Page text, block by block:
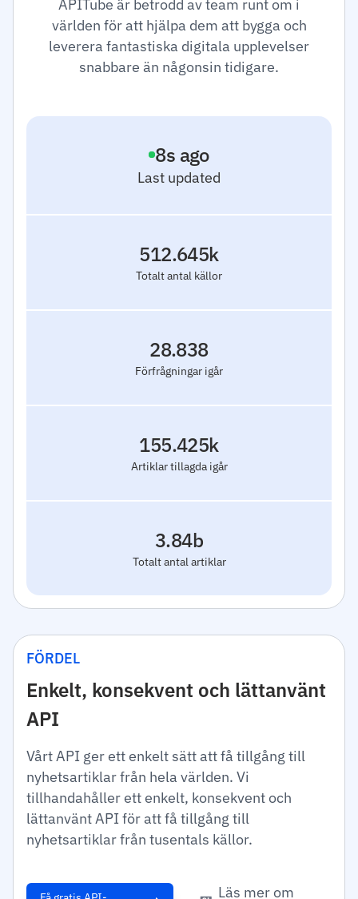
APITube är betrodd av team runt om i
världen för att hjälpa dem att bygga och
leverera fantastiska digitala upplevelser
snabbare än någonsin tidigare.
Last updated
9s ago
Totalt antal källor
512.645k
Förfrågningar igår
28.838
Artiklar tillagda igår
155.425k
Totalt antal artiklar
3.84b
FÖRDEL
Enkelt, konsekvent och lättanvänt
API
Vårt API ger ett enkelt sätt att få tillgång till
nyhetsartiklar från hela världen. Vi
tillhandahåller ett enkelt, konsekvent och
lättanvänt API för att få tillgång till
nyhetsartiklar från tusentals källor.
Läs mer om